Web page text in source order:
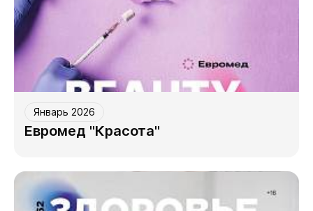
Январь 2026
Евромед "Красота"